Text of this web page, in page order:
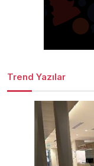
Trend Yazılar